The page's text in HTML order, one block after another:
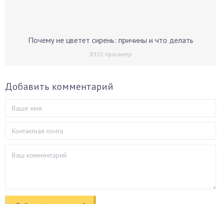
Почему не цветет сирень: причины и что делать
8331 просмотр
Добавить комментарий